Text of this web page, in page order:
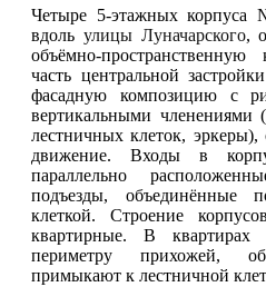
Четыре 5-этажных
вдоль улицы Луначарского,
объёмно-
часть центральной
фасадную композицию с
вертикальными
лестничных клеток,
движение. Входы в
параллельно
подъезды, объединённые
клеткой. Строение
квартирные. В
периметру прихожей,
примыкают к лестничной